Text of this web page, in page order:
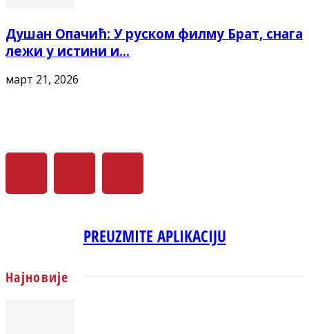
Душан Опачић: У руском филму Брат, снага
лежи у истини и...
март 21, 2026
PREUZMITE APLIKACIJU
Најновије